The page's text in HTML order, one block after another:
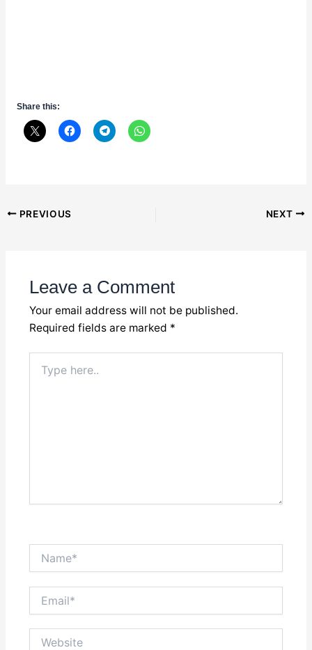
Share this:
Post
PREVIOUS NEXT
Leave a Comment
Your email address will not be published.
Required fields are marked *
here..